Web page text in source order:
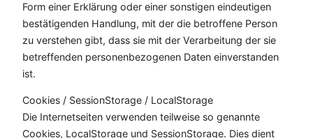
Form einer Erklärung oder einer sonstigen eindeutigen
bestätigenden Handlung, mit der die betroffene Person
zu verstehen gibt, dass sie mit der Verarbeitung der sie
betreffenden personenbezogenen Daten einverstanden
ist.
Cookies / SessionStorage / LocalStorage
Die Internetseiten verwenden teilweise so genannte
Cookies, LocalStorage und SessionStorage. Dies dient